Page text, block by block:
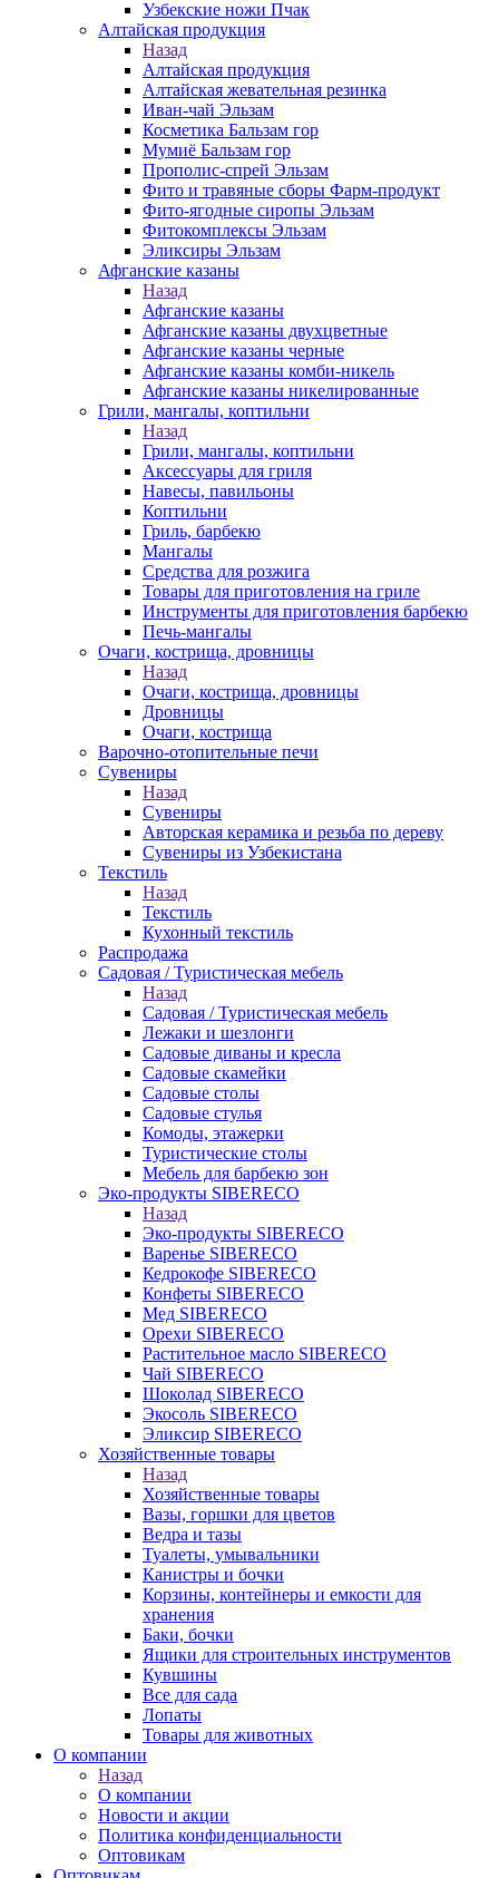
Узбекские ножи Пчак
Алтайская продукция
Назад
Алтайская продукция
Алтайская жевательная резинка
Иван-чай Эльзам
Косметика Бальзам гор
Мумиё Бальзам гор
Прополис-спрей Эльзам
Фито и травяные сборы Фарм-продукт
Фито-ягодные сиропы Эльзам
Фитокомплексы Эльзам
Эликсиры Эльзам
Афганские казаны
Назад
Афганские казаны
Афганские казаны двухцветные
Афганские казаны черные
Афганские казаны комби-никель
Афганские казаны никелированные
Грили, мангалы, коптильни
Назад
Грили, мангалы, коптильни
Аксессуары для гриля
Навесы, павильоны
Коптильни
Гриль, барбекю
Мангалы
Средства для розжига
Товары для приготовления на гриле
Инструменты для приготовления барбекю
Печь-мангалы
Очаги, кострища, дровницы
Назад
Очаги, кострища, дровницы
Дровницы
Очаги, кострища
Варочно-отопительные печи
Сувениры
Назад
Сувениры
Авторская керамика и резьба по дереву
Сувениры из Узбекистана
Текстиль
Назад
Текстиль
Кухонный текстиль
Распродажа
Садовая / Туристическая мебель
Назад
Садовая / Туристическая мебель
Лежаки и шезлонги
Садовые диваны и кресла
Садовые скамейки
Садовые столы
Садовые стулья
Комоды, этажерки
Туристические столы
Мебель для барбекю зон
Эко-продукты SIBERECO
Назад
Эко-продукты SIBERECO
Варенье SIBERECO
Кедрокофе SIBERECO
Конфеты SIBERECO
Мед SIBERECO
Орехи SIBERECO
Растительное масло SIBERECO
Чай SIBERECO
Шоколад SIBERECO
Экосоль SIBERECO
Эликсир SIBERECO
Хозяйственные товары
Назад
Хозяйственные товары
Вазы, горшки для цветов
Ведра и тазы
Туалеты, умывальники
Канистры и бочки
Корзины, контейнеры и емкости для
хранения
Баки, бочки
Ящики для строительных инструментов
Кувшины
Все для сада
Лопаты
Товары для животных
О компании
Назад
О компании
Новости и акции
Политика конфиденциальности
Оптовикам